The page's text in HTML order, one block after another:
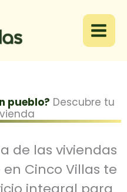
pueblo? Descubre tu
de las viviendas
en Cinco Villas te